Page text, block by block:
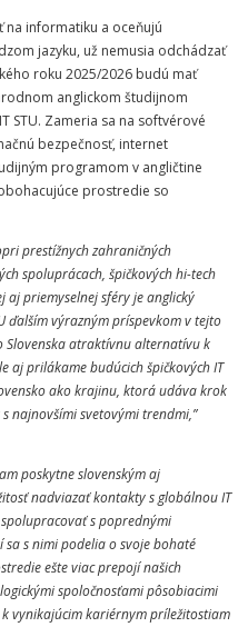
na informatiku a oceňujú
jazyku, už nemusia odchádzať
roku 2025/2026 budú mať
anglickom študijnom
STU. Zameria sa na softvérové
bezpečnosť, internet
programom v angličtine
prostredie so
prestížnych zahraničných
spoluprácach, špičkových hi-tech
aj priemyselnej sféry je anglický
ďalším výrazným príspevkom v tejto
Slovenska atraktívnu alternatívu k
aj prilákame budúcich špičkových IT
ako krajinu, ktorá udáva krok
najnovšími svetovými trendmi,”
poskytne slovenským aj
nadviazať kontakty s globálnou IT
s poprednými
s nimi podelia o svoje bohaté
ešte viac prepojí našich
spoločnosťami pôsobiacimi
vynikajúcim kariérnym príležitostiam